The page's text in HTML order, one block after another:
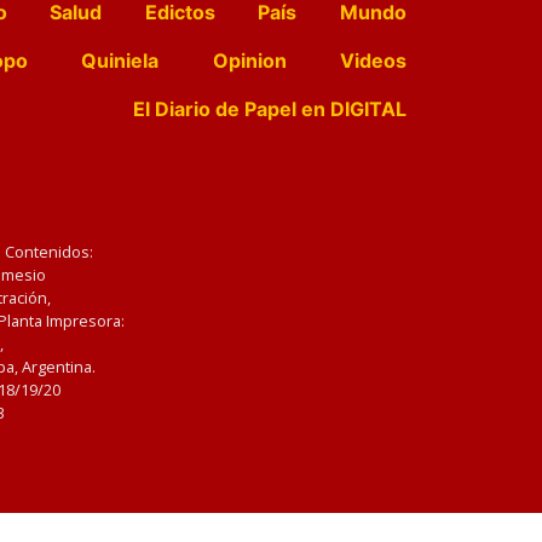
Salud Edictos País
Mundo
Quiniela Opinion
Videos
El Diario de Papel en DIGITAL
Impresora:
Argentina.
19/20